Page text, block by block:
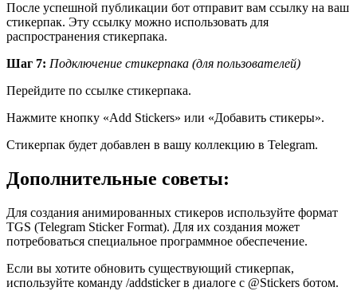
После успешной публикации бот отправит вам ссылку на ваш
стикерпак. Эту ссылку можно использовать для
распространения стикерпака.
Шаг 7: Подключение стикерпака (для пользователей)
Перейдите по ссылке стикерпака.
Нажмите кнопку «Add Stickers» или «Добавить стикеры».
Стикерпак будет добавлен в вашу коллекцию в Telegram.
Дополнительные советы:
Для создания анимированных стикеров используйте формат
TGS (Telegram Sticker Format). Для их создания может
потребоваться специальное программное обеспечение.
Если вы хотите обновить существующий стикерпак,
используйте команду /addsticker в диалоге с @Stickers ботом.